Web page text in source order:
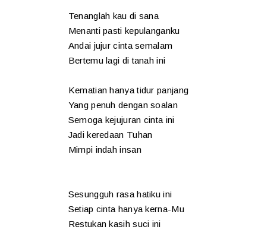
Tenanglah kau di sana
Menanti pasti kepulanganku
Andai jujur cinta semalam
Bertemu lagi di tanah ini
Kematian hanya tidur panjang
Yang penuh dengan soalan
Semoga kejujuran cinta ini
Jadi keredaan Tuhan
Mimpi indah insan
Sesungguh rasa hatiku ini
Setiap cinta hanya kerna-Mu
Restukan kasih suci ini